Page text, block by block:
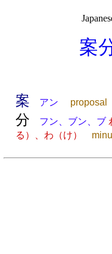
案
案 アン proposal
分 フン、ブン、ブ
る）、わ（け）